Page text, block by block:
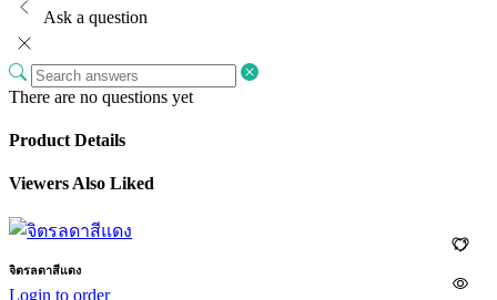
Ask a question
There are no questions yet
Product Details
Viewers Also Liked
จิตรลดาสีแดง
Login to order